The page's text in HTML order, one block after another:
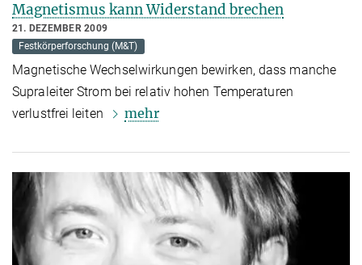
Magnetismus kann Widerstand brechen
21. DEZEMBER 2009
Festkörperforschung (M&T)
Magnetische Wechselwirkungen bewirken, dass manche
Supraleiter Strom bei relativ hohen Temperaturen
verlustfrei leiten
mehr